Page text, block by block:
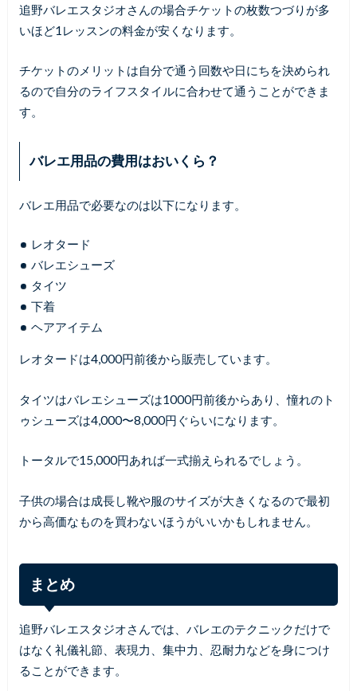
追野バレエスタジオさんの場合チケットの枚数つづりが多
いほど1レッスンの料金が安くなります。
チケットのメリットは自分で通う回数や日にちを決められ
るので自分のライフスタイルに合わせて通うことができま
す。
バレエ用品の費用はおいくら？
バレエ用品で必要なのは以下になります。
レオタード
バレエシューズ
タイツ
下着
ヘアアイテム
レオタードは4,000円前後から販売しています。
タイツはバレエシューズは1000円前後からあり、憧れのト
ゥシューズは4,000〜8,000円ぐらいになります。
トータルで15,000円あれば一式揃えられるでしょう。
子供の場合は成長し靴や服のサイズが大きくなるので最初
から高価なものを買わないほうがいいかもしれません。
まとめ
追野バレエスタジオさんでは、バレエのテクニックだけで
はなく礼儀礼節、表現力、集中力、忍耐力などを身につけ
ることができます。